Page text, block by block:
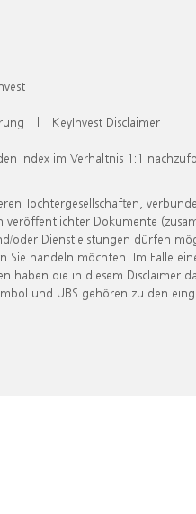
| KeyInvest Disclaimer
Index im Verhältnis 1:1
Tochtergesellschaften,
Dokumente
oder Dienstleistungen dürfen
handeln möchten. Im Falle
haben die in diesem Disclaimer
und UBS gehören zu den